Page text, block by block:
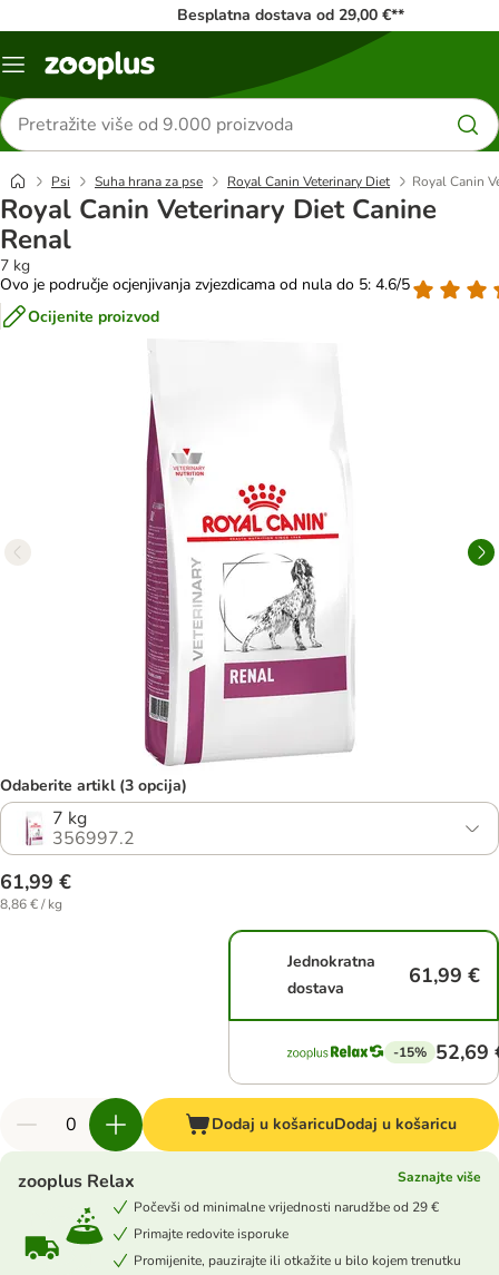
Besplatna dostava od 29,00 €**
Izbornik
Traži
proizvode
Psi Suha hrana za pse Royal Canin Veterinary Diet Royal Canin
Royal Canin Veterinary Diet Canine
Renal
7 kg
Ovo je područje ocjenjivanja zvjezdicama od nula do 5: 4.6/5
Ocijenite proizvod
Odaberite artikl (3 opcija)
7 kg
356997.2
61,99 €
8,86 € / kg
Jednokratna
dostava
61,99 €
-15% 52,69
Dodaj u košaricuDodaj u košaricu
zooplus Relax
Saznajte više
Počevši od minimalne vrijednosti narudžbe od 29 €
Primajte redovite isporuke
Promijenite, pauzirajte ili otkažite u bilo kojem trenutku